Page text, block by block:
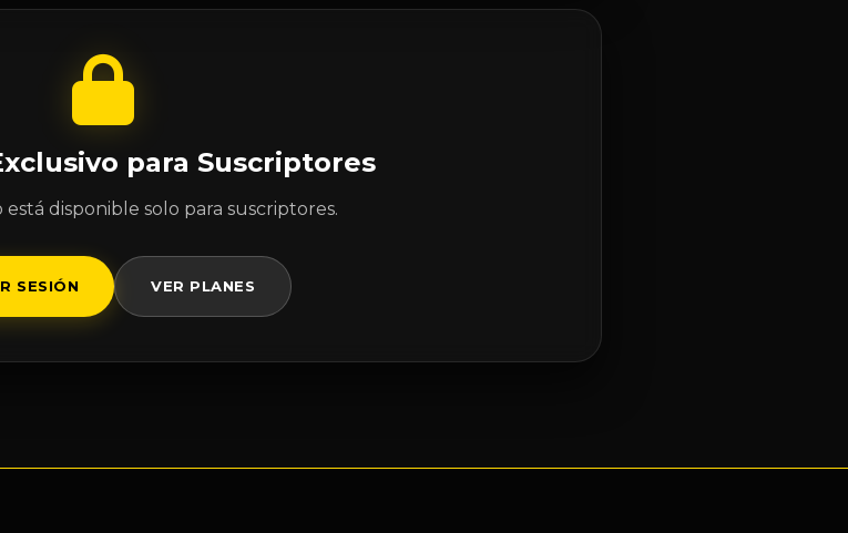
para Suscriptores
disponible solo para suscriptores.
SESIÓN VER PLANES